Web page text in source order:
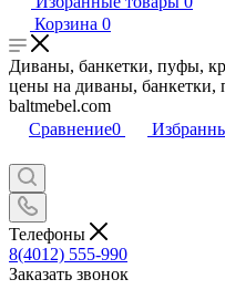
Корзина 0
Диваны, банкетки, пуфы,
цены на диваны, банкетки,
baltmebel.com
Сравнение0
Телефоны
8(4012) 555-990
Заказать звонок